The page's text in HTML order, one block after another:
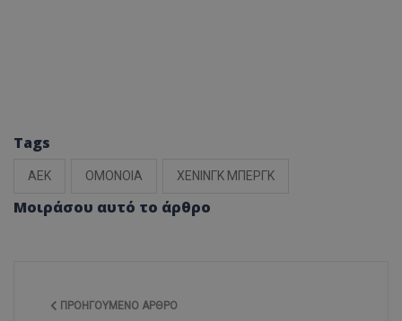
Tags
ΑΕΚ ΟΜΟΝΟΙΑ ΧΕΝΙΝΓΚ ΜΠΕΡΓΚ
Μοιράσου αυτό το άρθρο
ΠΡΟΗΓΟΎΜΕΝΟ ΆΡΘΡΟ